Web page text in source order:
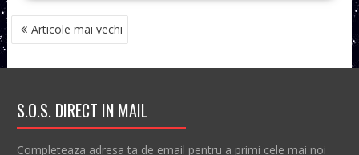
NAVIGARE
ÎN Articole mai vechi
S.O.S. DIRECT IN MAIL
Completeaza adresa ta de email pentru a primi cele mai noi